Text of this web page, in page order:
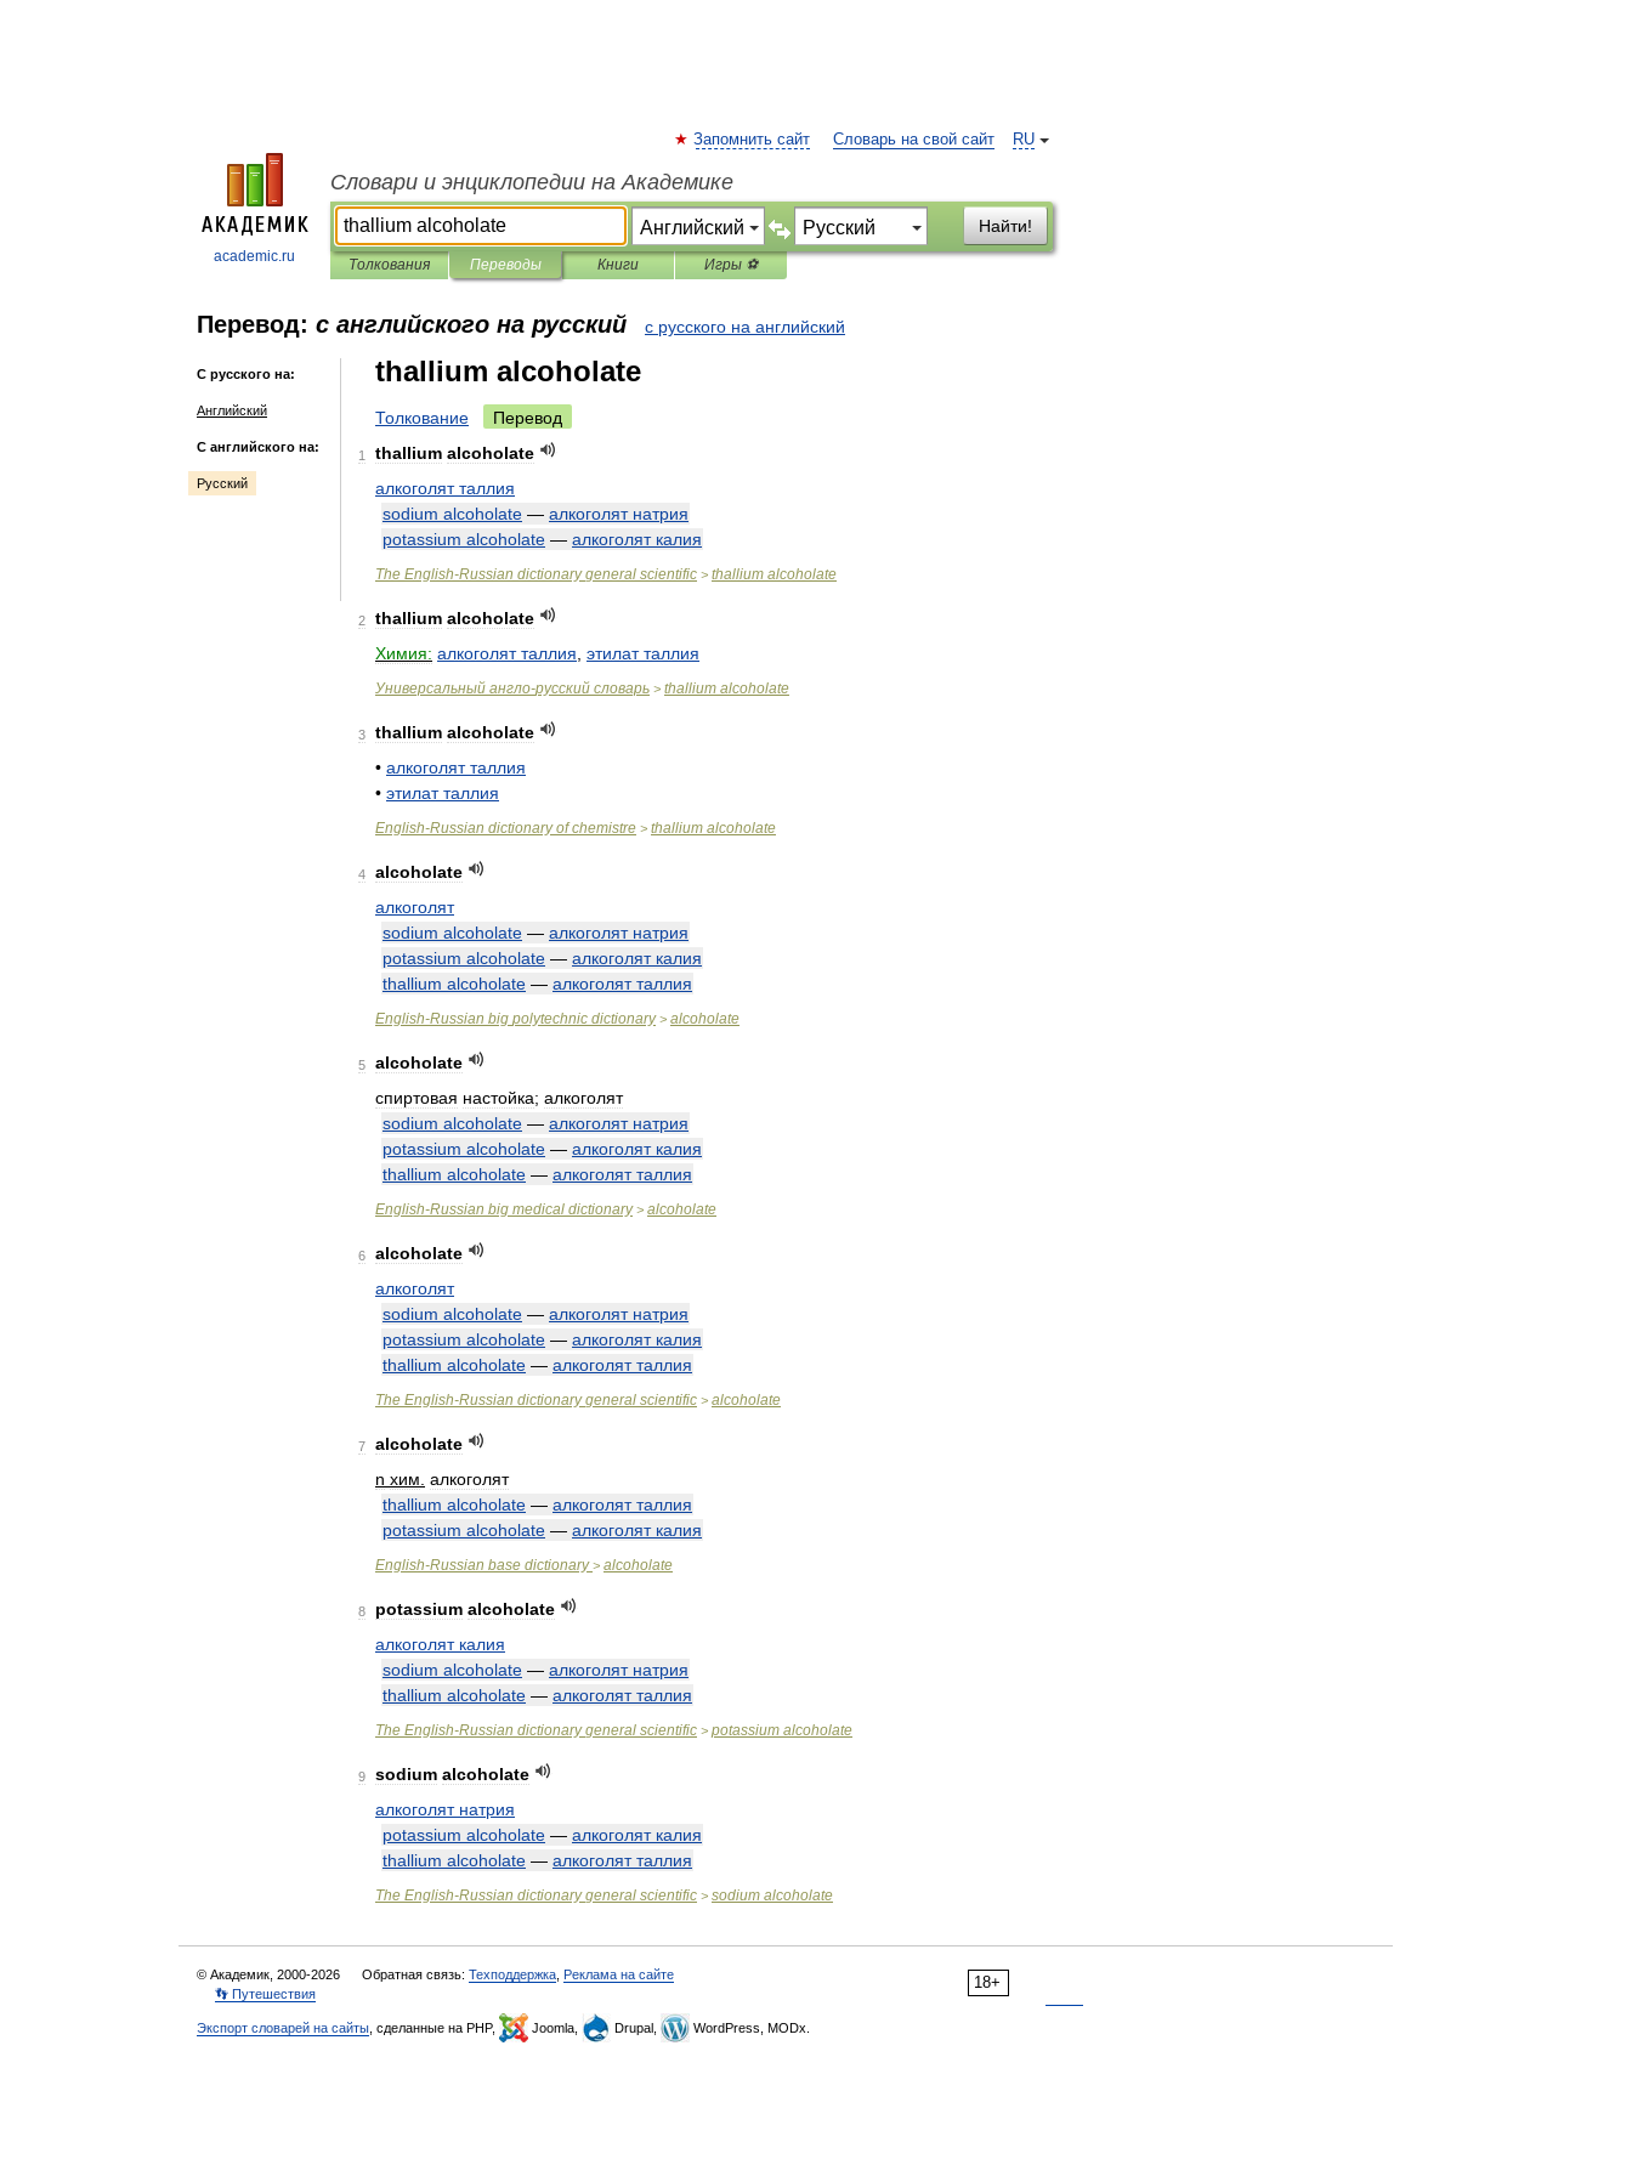
academic.ru
RU
Запомнить сайт Словарь на свой сайт
Словари и энциклопедии на Академике
Найти!
Толкования Переводы Книги Игры ⚽
Перевод: с английского на русский с русского на английский
С русского на:
Английский
С английского на:
Русский
thallium alcoholate
Толкование Перевод
1 thallium alcoholate
алкоголят таллия
sodium alcoholate — алкоголят натрия
potassium alcoholate — алкоголят калия
The English-Russian dictionary general scientific > thallium alcoholate
2 thallium alcoholate
Химия: алкоголят таллия этилат таллия
Универсальный англо-русский словарь > thallium alcoholate
3 thallium alcoholate
• алкоголят таллия
• этилат таллия
English-Russian dictionary of chemistre > thallium alcoholate
4
alcoholate
алкоголят
sodium alcoholate — алкоголят натрия
potassium alcoholate — алкоголят калия
thallium alcoholate — алкоголят таллия
English-Russian big polytechnic dictionary> alcoholate
5
alcoholate
спиртовая настойка; алкоголят
sodium alcoholate — алкоголят натрия
potassium alcoholate — алкоголят калия
thallium alcoholate — алкоголят таллия
English-Russian big medical dictionary> alcoholate
6
alcoholate
алкоголят
sodium alcoholate — алкоголят натрия
potassium alcoholate — алкоголят калия
thallium alcoholate — алкоголят таллия
The English-Russian dictionary general scientific > alcoholate
7
alcoholate
n хим алкоголят
thallium alcoholate — алкоголят таллия
potassium alcoholate — алкоголят калия
English-Russian base dictionary > alcoholate
8 potassium alcoholate
алкоголят калия
sodium alcoholate — алкоголят натрия
thallium alcoholate — алкоголят таллия
The English-Russian dictionary general scientific > potassium alcoholate
9 sodium alcoholate
алкоголят натрия
potassium alcoholate — алкоголят калия
thallium alcoholate — алкоголят таллия
The English-Russian dictionary general scientific > sodium alcoholate
18+
© Академик, 2000-2026 Обратная связь: Техподдержка Реклама на сайте
👣 Путешествия
Экспорт словарей на сайты , сделанные на PHP, Joomla, Drupal, WordPress, MODx.